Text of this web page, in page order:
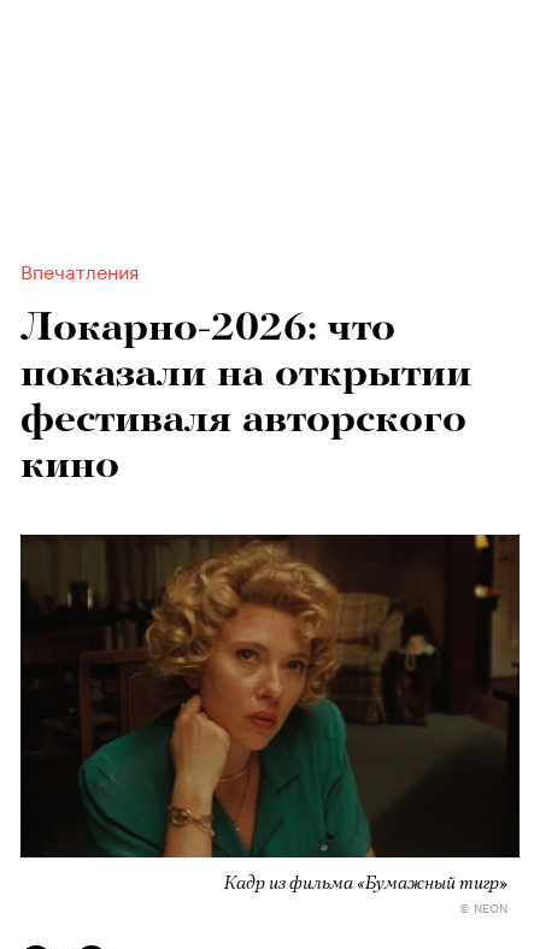
Впечатления
Локарно-2026: что
показали на открытии
фестиваля авторского
кино
Кадр из фильма «Бумажный тигр»
© NEON